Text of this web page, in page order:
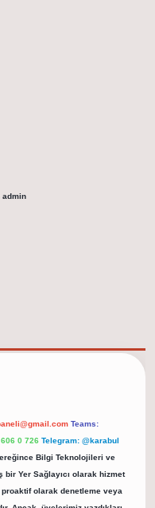
admin
Teams:
0 726 Telegram: @karabul
Bilgi Teknolojileri ve
bir Yer Sağlayıcı olarak hizmet
olarak denetleme veya